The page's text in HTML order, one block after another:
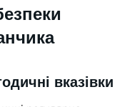
вказівки